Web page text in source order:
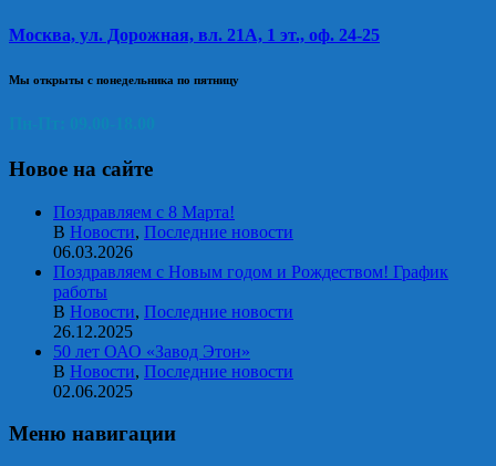
Москва, ул. Дорожная, вл. 21А, 1 эт., оф. 24-25
Мы открыты с понедельника по пятницу
Новое на сайте
Поздравляем с 8 Марта!
В Новости, Последние новости
06.03.2026
Поздравляем с Новым годом и Рождеством! График
работы
В Новости, Последние новости
26.12.2025
50 лет ОАО «Завод Этон»
В Новости, Последние новости
02.06.2025
Меню навигации